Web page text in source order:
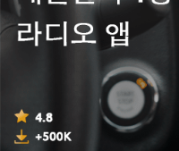
Evil Genius with Russell
Kane